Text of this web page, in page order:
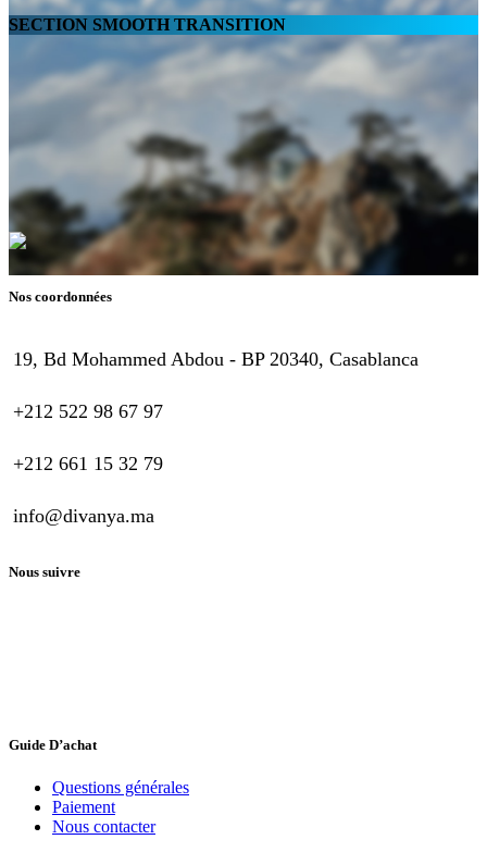
SECTION SMOOTH TRANSITION
Nos coordonnées
19, Bd Mohammed Abdou - BP 20340, Casablanca
+212 522 98 67 97
+212 661 15 32 79
info@divanya.ma
Nous suivre
Guide D’achat
Questions générales
Paiement
Nous contacter